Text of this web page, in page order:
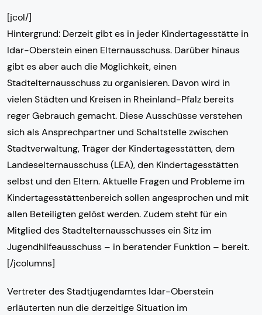
[jcol/]
Hintergrund: Derzeit gibt es in jeder Kindertagesstätte in
Idar-Oberstein einen Elternausschuss. Darüber hinaus
gibt es aber auch die Möglichkeit, einen
Stadtelternausschuss zu organisieren. Davon wird in
vielen Städten und Kreisen in Rheinland-Pfalz bereits
reger Gebrauch gemacht. Diese Ausschüsse verstehen
sich als Ansprechpartner und Schaltstelle zwischen
Stadtverwaltung, Träger der Kindertagesstätten, dem
Landeselternausschuss (LEA), den Kindertagesstätten
selbst und den Eltern. Aktuelle Fragen und Probleme im
Kindertagesstättenbereich sollen angesprochen und mit
allen Beteiligten gelöst werden. Zudem steht für ein
Mitglied des Stadtelternausschusses ein Sitz im
Jugendhilfeausschuss – in beratender Funktion – bereit.
[/jcolumns]
Vertreter des Stadtjugendamtes Idar-Oberstein
erläuterten nun die derzeitige Situation im